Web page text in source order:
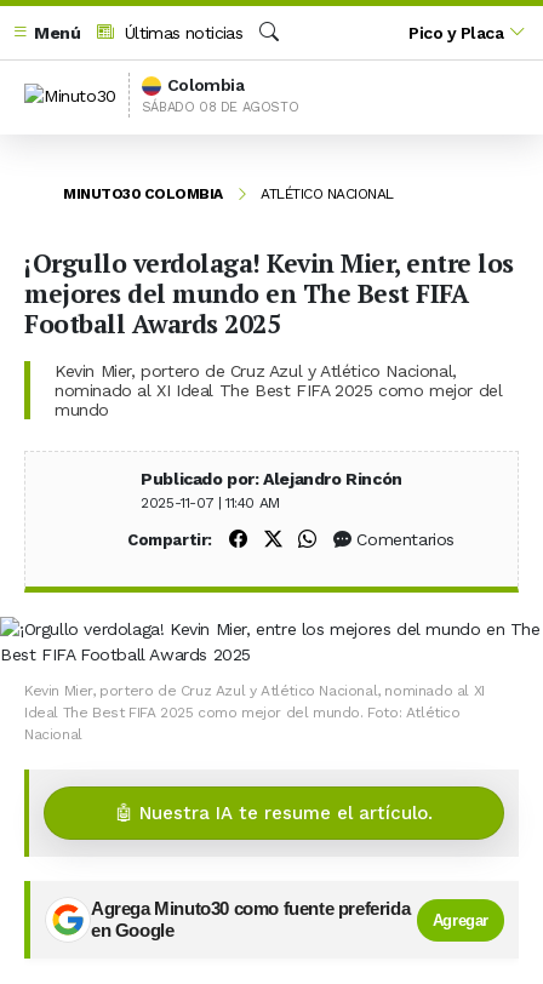
Menú
Últimas noticias
Buscar
Pico y Placa
Colombia
SÁBADO 08 DE AGOSTO
MINUTO30 COLOMBIA ATLÉTICO NACIONAL
¡Orgullo verdolaga! Kevin Mier, entre los
mejores del mundo en The Best FIFA
Football Awards 2025
Kevin Mier, portero de Cruz Azul y Atlético Nacional,
nominado al XI Ideal The Best FIFA 2025 como mejor del
mundo
Publicado por: Alejandro Rincón
2025-11-07 | 11:40 AM
Compartir: Compartir en Facebook
Compartir en X (Twitter)
Compartir en WhatsApp
Comentarios
Kevin Mier, portero de Cruz Azul y Atlético Nacional, nominado al XI
Ideal The Best FIFA 2025 como mejor del mundo. Foto: Atlético
Nacional
🤖 Nuestra IA te resume el artículo.
Agrega Minuto30 como fuente preferida
en Google
Agregar